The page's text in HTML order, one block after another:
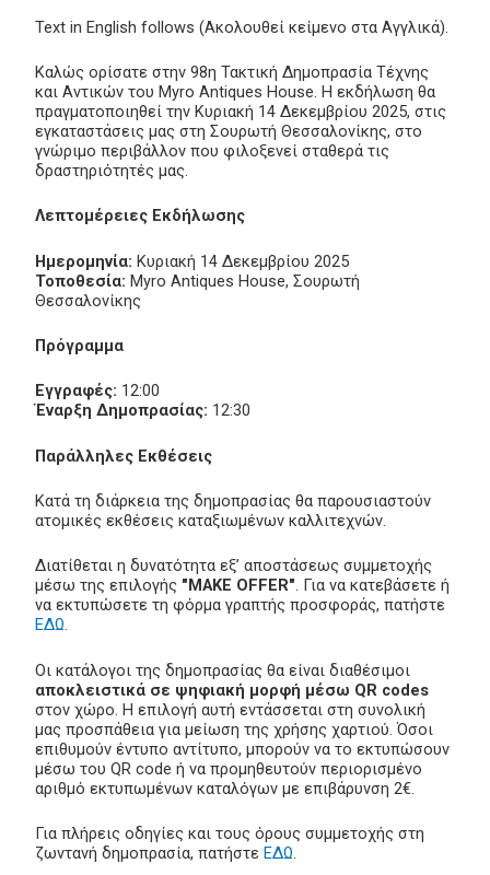
Text in English follows (Ακολουθεί κείμενο στα Αγγλικά).
Καλώς ορίσατε στην 98η Τακτική Δημοπρασία Τέχνης
και Αντικών του Myro Antiques House. Η εκδήλωση θα
πραγματοποιηθεί την Κυριακή 14 Δεκεμβρίου 2025, στις
εγκαταστάσεις μας στη Σουρωτή Θεσσαλονίκης, στο
γνώριμο περιβάλλον που φιλοξενεί σταθερά τις
δραστηριότητές μας.
Λεπτομέρειες Εκδήλωσης
Ημερομηνία: Κυριακή 14 Δεκεμβρίου 2025
Τοποθεσία: Myro Antiques House, Σουρωτή
Θεσσαλονίκης
Πρόγραμμα
Εγγραφές: 12:00
Έναρξη Δημοπρασίας: 12:30
Παράλληλες Εκθέσεις
Κατά τη διάρκεια της δημοπρασίας θα παρουσιαστούν
ατομικές εκθέσεις καταξιωμένων καλλιτεχνών.
Διατίθεται η δυνατότητα εξ’ αποστάσεως συμμετοχής
μέσω της επιλογής "MAKE OFFER". Για να κατεβάσετε ή
να εκτυπώσετε τη φόρμα γραπτής προσφοράς, πατήστε
ΕΔΩ.
Οι κατάλογοι της δημοπρασίας θα είναι διαθέσιμοι
αποκλειστικά σε ψηφιακή μορφή μέσω QR codes
στον χώρο. Η επιλογή αυτή εντάσσεται στη συνολική
μας προσπάθεια για μείωση της χρήσης χαρτιού. Όσοι
επιθυμούν έντυπο αντίτυπο, μπορούν να το εκτυπώσουν
μέσω του QR code ή να προμηθευτούν περιορισμένο
αριθμό εκτυπωμένων καταλόγων με επιβάρυνση 2€.
Για πλήρεις οδηγίες και τους όρους συμμετοχής στη
ζωντανή δημοπρασία, πατήστε ΕΔΩ.